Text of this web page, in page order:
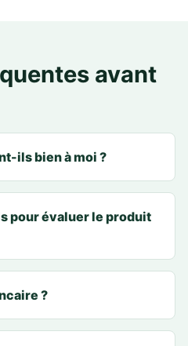
avant
ils bien à moi ?
pour évaluer le produit
?